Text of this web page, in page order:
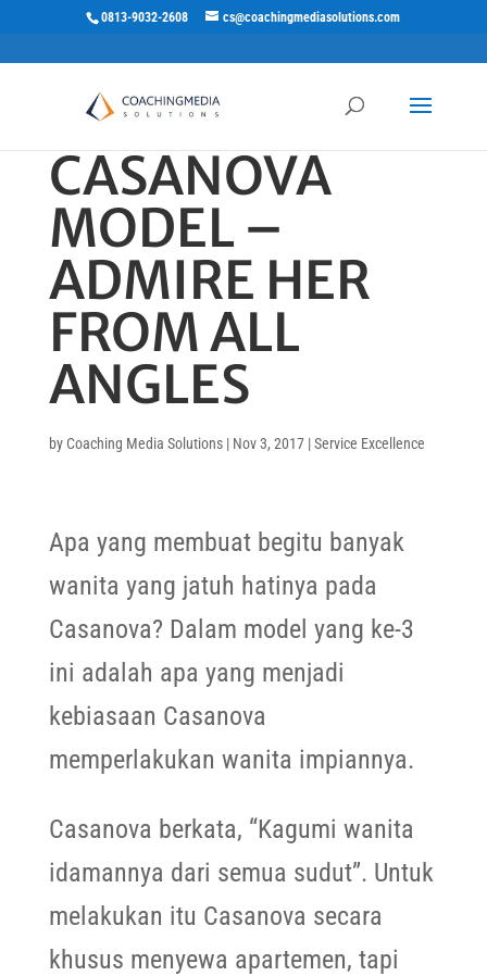
0813-9032-2608 cs@coachingmediasolutions.com
CASANOVA
MODEL –
ADMIRE HER
FROM ALL
ANGLES
by Coaching Media Solutions| Nov 3, 2017|Service Excellence
Apa yang membuat begitu banyak
wanita yang jatuh hatinya pada
Casanova? Dalam model yang ke-3
ini adalah apa yang menjadi
kebiasaan Casanova
memperlakukan wanita impiannya.
Casanova berkata, “Kagumi wanita
idamannya dari semua sudut”. Untuk
melakukan itu Casanova secara
khusus menyewa apartemen, tapi